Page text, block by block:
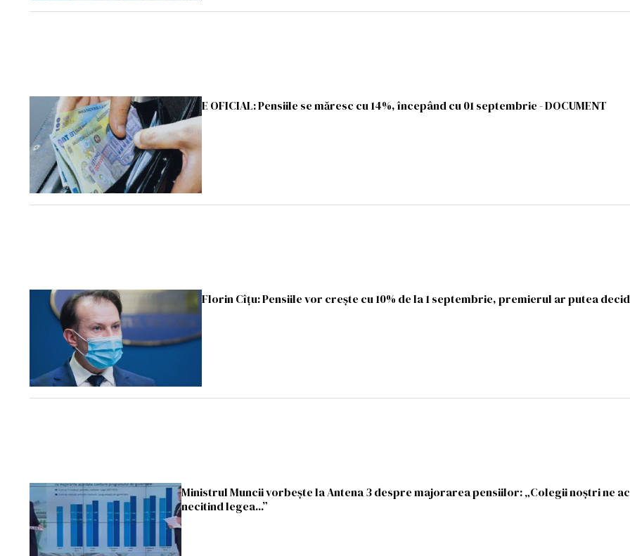
E OFICIAL: Pensiile se măresc cu 14%, începând cu 01 septembrie - DOCUMENT
Florin Cîțu: Pensiile vor crește cu 10% de la 1 septembrie, premierul ar putea
Ministrul Muncii vorbește la Antena 3 despre majorarea pensiilor: „Colegii noștri ne
necitind legea...”